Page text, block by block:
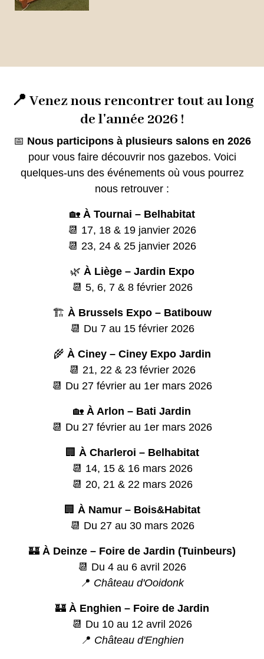
📍 Venez nous rencontrer tout au long
de l'année 2026 !
📅 Nous participons à plusieurs salons en 2026
pour vous faire découvrir nos gazebos. Voici
quelques-uns des événements où vous pourrez
nous retrouver :
🏡 À Tournai – Belhabitat
📆 17, 18 & 19 janvier 2026
📆 23, 24 & 25 janvier 2026
🌿 À Liège – Jardin Expo
📆 5, 6, 7 & 8 février 2026
🏗️ À Brussels Expo – Batibouw
📆 Du 7 au 15 février 2026
🌾 À Ciney – Ciney Expo Jardin
📆 21, 22 & 23 février 2026
📆 Du 27 février au 1er mars 2026
🏡 À Arlon – Bati Jardin
📆 Du 27 février au 1er mars 2026
🏢 À Charleroi – Belhabitat
📆 14, 15 & 16 mars 2026
📆 20, 21 & 22 mars 2026
🏢 À Namur – Bois&Habitat
📆 Du 27 au 30 mars 2026
🏰 À Deinze – Foire de Jardin (Tuinbeurs)
📆 Du 4 au 6 avril 2026
📍 Château d'Ooidonk
🏰 À Enghien – Foire de Jardin
📆 Du 10 au 12 avril 2026
📍 Château d'Enghien